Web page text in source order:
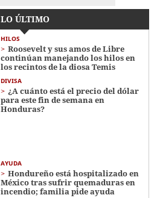
LO ÚLTIMO
HILOS
Roosevelt y sus amos de Libre
continúan manejando los hilos en
los recintos de la diosa Temis
DIVISA
¿A cuánto está el precio del dólar
para este fin de semana en
Honduras?
AYUDA
Hondureño está hospitalizado en
México tras sufrir quemaduras en
incendio; familia pide ayuda